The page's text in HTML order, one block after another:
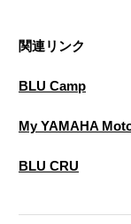
関連リンク
BLU Camp
My YAMAHA
BLU CRU